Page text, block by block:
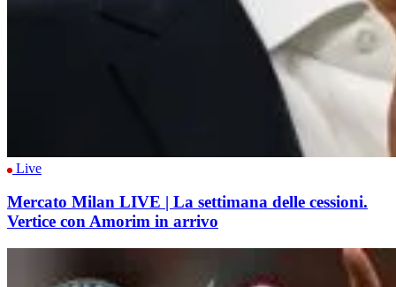
Live
Mercato Milan LIVE | La settimana delle cessioni.
Vertice con Amorim in arrivo